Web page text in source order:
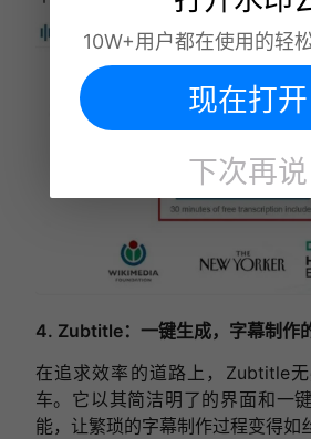
4. Zubtitle：一键生成，字幕制作
在追求效率的道路上，Zubtitle
车。它以其简洁明了的界面和一
能，让繁琐的字幕制作过程变得如
10W+用户都在使用的轻
现在打开
下次再说